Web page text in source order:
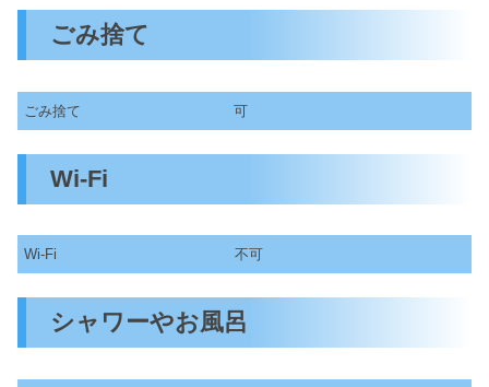
ごみ捨て
ごみ捨て 可
Wi-Fi
Wi-Fi 不可
シャワーやお風呂